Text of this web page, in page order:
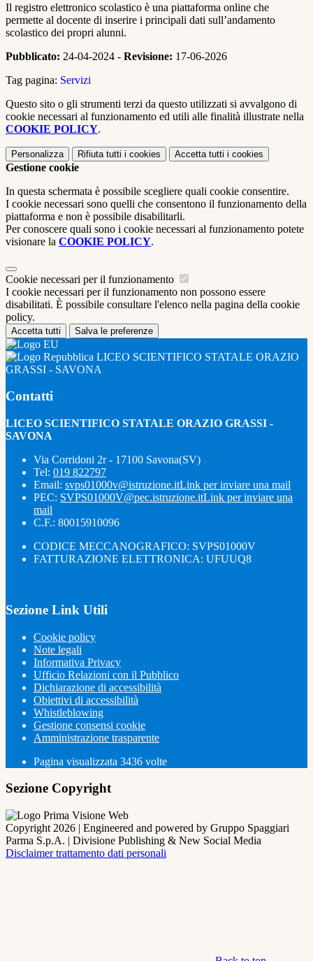
Il registro elettronico scolastico è una piattaforma online che
permette al docente di inserire i principali dati sull’andamento
scolastico dei propri alunni.
Pubblicato: 24-04-2024 - Revisione: 17-06-2026
Tag pagina: Servizi
Questo sito o gli strumenti terzi da questo utilizzati si avvalgono di
cookie necessari al funzionamento ed utili alle finalità illustrate nella
COOKIE POLICY.
Personalizza Rifiuta tutti i cookies Accetta tutti i cookies
Gestione cookie
In questa schermata è possibile scegliere quali cookie consentire.
I cookie necessari sono quelli che consentono il funzionamento della
piattaforma e non è possibile disabilitarli.
Per conoscere quali sono i cookie necessari al funzionamento potete
visionare la COOKIE POLICY.
Cookie necessari per il funzionamento
I cookie necessari per il funzionamento non possono essere
disabilitati. È possibile consultare l'elenco nella pagina della cookie
policy.
Accetta tutti Salva le preferenze
LICEO SCIENTIFICO STATALE ORAZIO
GRASSI - SAVONA
Contatti
LICEO SCIENTIFICO STATALE ORAZIO GRASSI -
SAVONA
Via Corridoni 2r - 17100 Savona(SV)
Tel: 019 822797
Email: svps01000v@istruzione.itLink per inviare una mail
PEC: SVPS01000V@pec.istruzione.itLink per inviare una
mail
C.F.: 80015910096
CODICE MECCANOGRAFICO: SVPS01000V
FATTURAZIONE ELETTRONICA: UFUUQ8
Sezione Link Utili
Cookie policy
Note legali
Informativa Privacy
Ufficio Relazioni con il Pubblico
Dichiarazione di accessibilità
Obiettivi di accessibilità
Whistleblowing
Gestione consensi cookie
Amministrazione trasparente
Pagina visualizzata 3436 volte
Sezione Copyright
Copyright 2026 | Engineered and powered by Gruppo Spaggiari
Parma S.p.A. | Divisione Publishing & New Social Media
Disclaimer trattamento dati personali